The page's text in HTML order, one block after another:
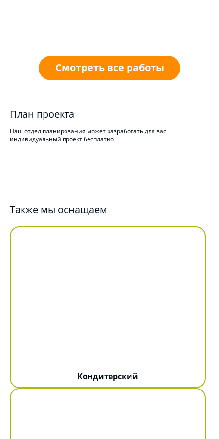
Смотреть все работы
План проекта
Наш отдел планирования может разработать для вас
индивидуальный проект бесплатно
Также мы оснащаем
Кондитерский